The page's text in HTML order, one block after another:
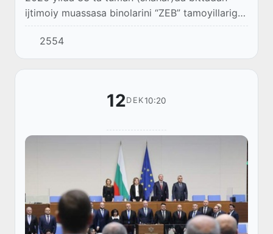
ijtimoiy muassasa binolarini “ZEB” tamoyillariga
asoslangan holda modernizatsiya qilish
boshlanadi.
2554
12DEK10:20